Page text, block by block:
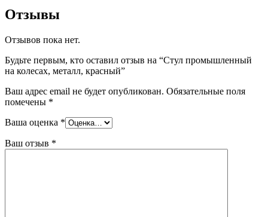
Отзывы
Отзывов пока нет.
Будьте первым, кто оставил отзыв на “Стул промышленный
на колесах, металл, красный”
Ваш адрес email не будет опубликован. Обязательные поля
помечены *
Ваша оценка *
Ваш отзыв *